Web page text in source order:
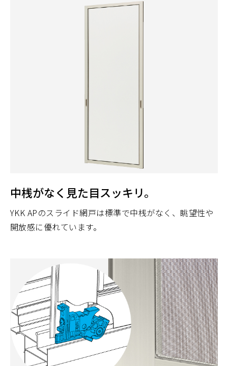
中桟がなく見た目スッキリ。
YKK APのスライド網戸は標準で中桟がなく、眺望性や
開放感に優れています。